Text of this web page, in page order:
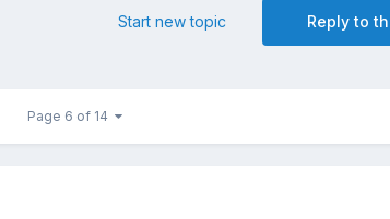
Reply to
Start new topic
Page 6 of 14